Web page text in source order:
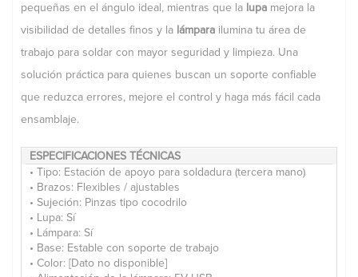
pequeñas en el ángulo ideal, mientras que la lupa mejora la
visibilidad de detalles finos y la lámpara ilumina tu área de
trabajo para soldar con mayor seguridad y limpieza. Una
solución práctica para quienes buscan un soporte confiable
que reduzca errores, mejore el control y haga más fácil cada
ensamblaje.
ESPECIFICACIONES TÉCNICAS
• Tipo: Estación de apoyo para soldadura (tercera mano)
• Brazos: Flexibles / ajustables
• Sujeción: Pinzas tipo cocodrilo
• Lupa: Sí
• Lámpara: Sí
• Base: Estable con soporte de trabajo
• Color: [Dato no disponible]